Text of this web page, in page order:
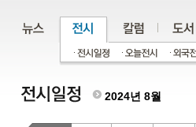
2024년 8월